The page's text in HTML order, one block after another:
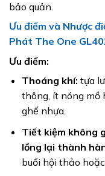
bảo quản.
Ưu điểm và Nhược
Phát The One
Ưu điểm:
Thoáng khí: tựa
thông, ít nóng mồ
ghế nhựa.
Tiết kiệm không
lồng lại thành
buổi hội thảo